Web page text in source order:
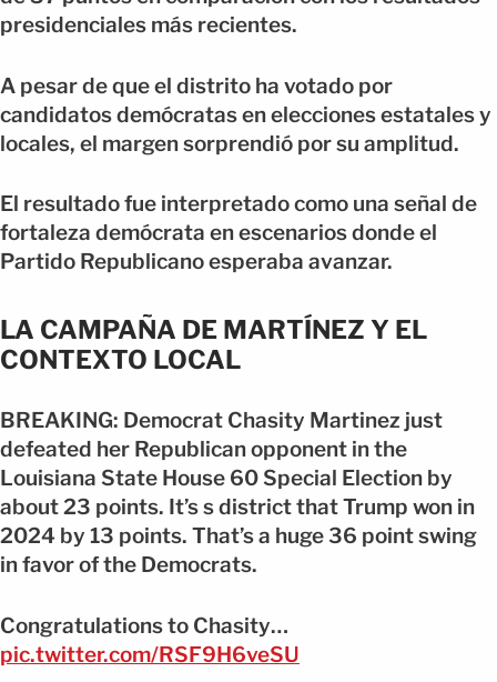
presidenciales más recientes.
A pesar de que el distrito ha votado por
candidatos demócratas en elecciones estatales y
locales, el margen sorprendió por su amplitud.
El resultado fue interpretado como una señal de
fortaleza demócrata en escenarios donde el
Partido Republicano esperaba avanzar.
LA CAMPAÑA DE MARTÍNEZ Y EL
CONTEXTO LOCAL
BREAKING: Democrat Chasity Martinez just
defeated her Republican opponent in the
Louisiana State House 60 Special Election by
about 23 points. It’s s district that Trump won in
2024 by 13 points. That’s a huge 36 point swing
in favor of the Democrats.
Congratulations to Chasity…
pic.twitter.com/RSF9H6veSU